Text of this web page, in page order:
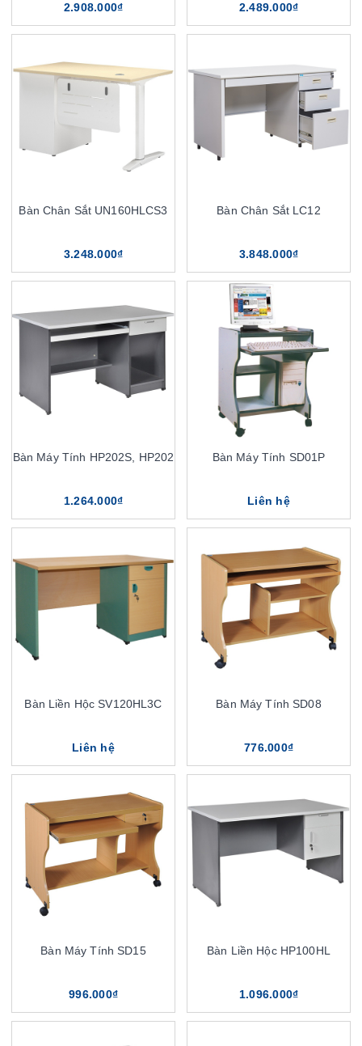
2.908.000₫ 2.489.000₫
Bàn Chân Sắt UN160HLCS3
3.248.000₫
Bàn Chân Sắt LC12
3.848.000₫
Bàn Máy Tính HP202S, HP202
1.264.000₫
Bàn Máy Tính SD01P
Liên hệ
Bàn Liền Hộc SV120HL3C
Liên hệ
Bàn Máy Tính SD08
776.000₫
Bàn Máy Tính SD15
996.000₫
Bàn Liền Hộc HP100HL
1.096.000₫